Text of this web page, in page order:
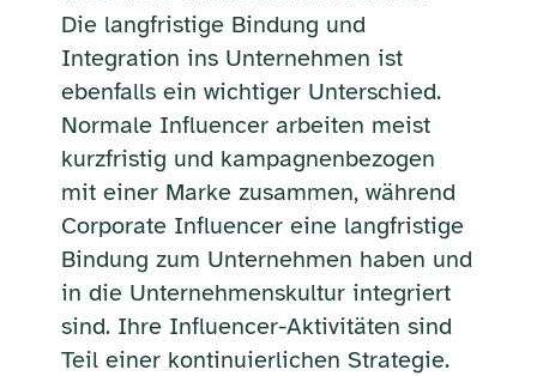
Die langfristige Bindung und
Integration ins Unternehmen ist
ebenfalls ein wichtiger Unterschied.
Normale Influencer arbeiten meist
kurzfristig und kampagnenbezogen
mit einer Marke zusammen, während
Corporate Influencer eine langfristige
Bindung zum Unternehmen haben und
in die Unternehmenskultur integriert
sind. Ihre Influencer-Aktivitäten sind
Teil einer kontinuierlichen Strategie.